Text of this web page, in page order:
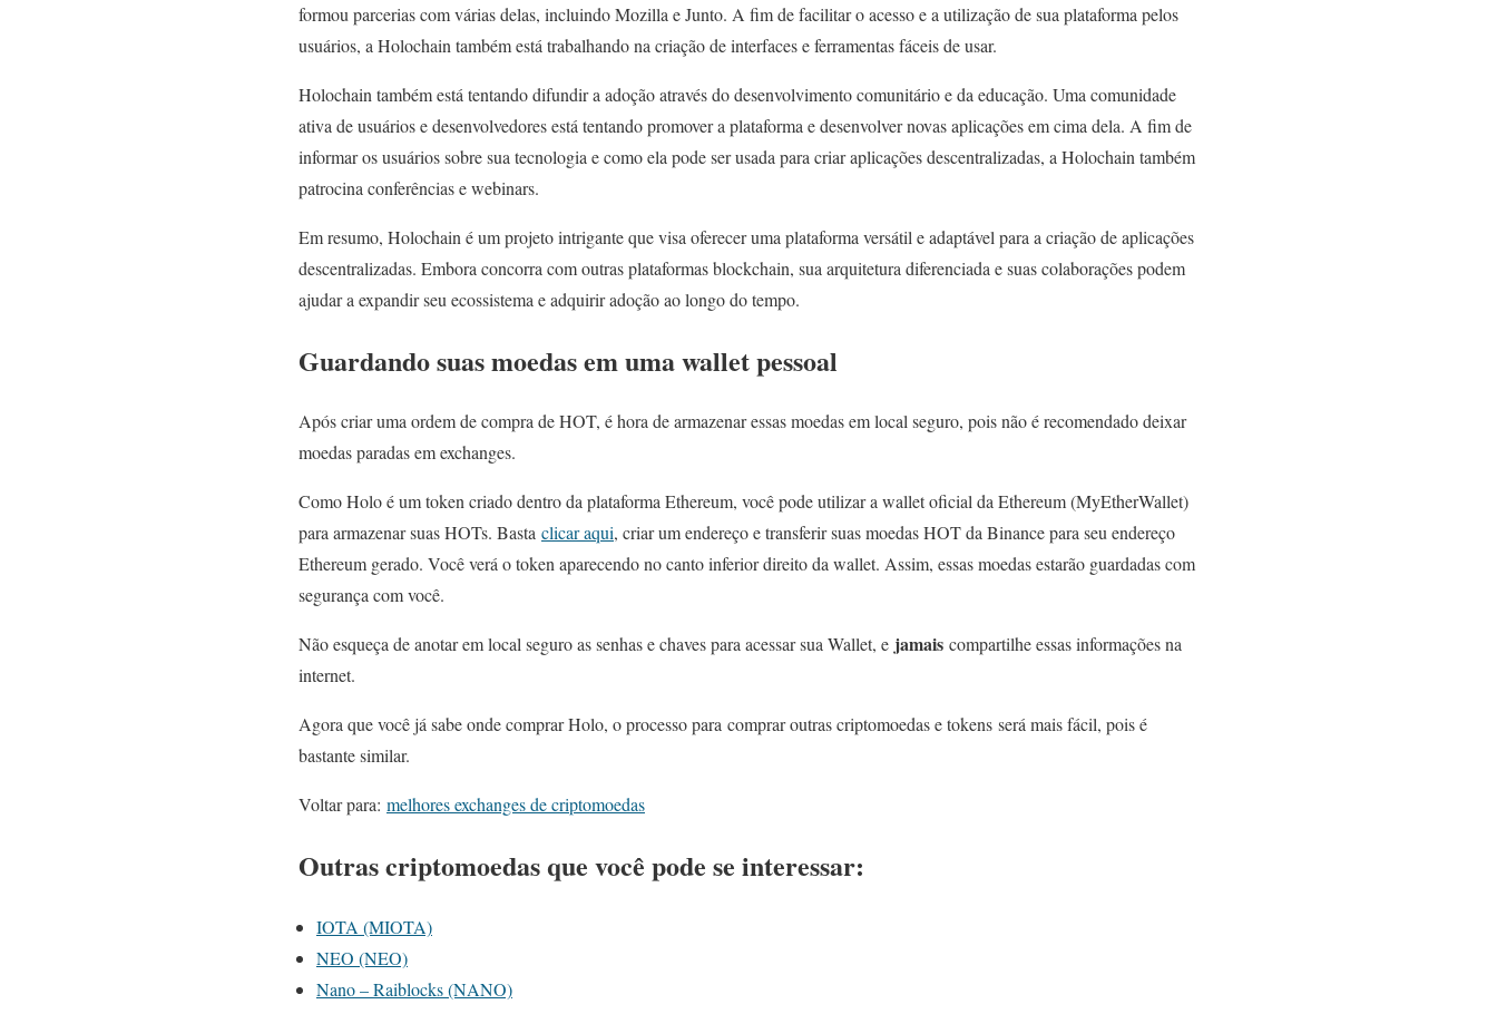
formou parcerias com várias delas, incluindo Mozilla e Junto. A fim de facilitar o acesso e a utilização de sua plataforma pelos
usuários, a Holochain também está trabalhando na criação de interfaces e ferramentas fáceis de usar.
Holochain também está tentando difundir a adoção através do desenvolvimento comunitário e da educação. Uma comunidade
ativa de usuários e desenvolvedores está tentando promover a plataforma e desenvolver novas aplicações em cima dela. A fim de
informar os usuários sobre sua tecnologia e como ela pode ser usada para criar aplicações descentralizadas, a Holochain também
patrocina conferências e webinars.
Em resumo, Holochain é um projeto intrigante que visa oferecer uma plataforma versátil e adaptável para a criação de aplicações
descentralizadas. Embora concorra com outras plataformas blockchain, sua arquitetura diferenciada e suas colaborações podem
ajudar a expandir seu ecossistema e adquirir adoção ao longo do tempo.
Guardando suas moedas em uma wallet pessoal
Após criar uma ordem de compra de HOT, é hora de armazenar essas moedas em local seguro, pois não é recomendado deixar
moedas paradas em exchanges.
Como Holo é um token criado dentro da plataforma Ethereum, você pode utilizar a wallet oficial da Ethereum (MyEtherWallet)
para armazenar suas HOTs. Basta clicar aqui, criar um endereço e transferir suas moedas HOT da Binance para seu endereço
Ethereum gerado. Você verá o token aparecendo no canto inferior direito da wallet. Assim, essas moedas estarão guardadas com
segurança com você.
Não esqueça de anotar em local seguro as senhas e chaves para acessar sua Wallet, e jamais compartilhe essas informações na
internet.
Agora que você já sabe onde comprar Holo, o processo para comprar outras criptomoedas e tokens será mais fácil, pois é
bastante similar.
Voltar para: melhores exchanges de criptomoedas
Outras criptomoedas que você pode se interessar:
IOTA (MIOTA)
NEO (NEO)
Nano – Raiblocks (NANO)